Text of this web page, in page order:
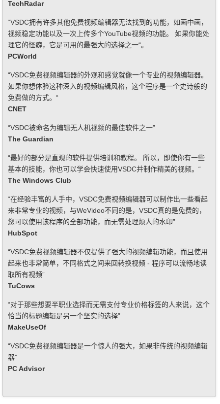
TechRadar
“VSDC拥有许多其他免费视频编辑器无法找到的功能，如画中画，
视频稳定功能以及一次上传多个YouTube视频的功能。 如果你能处
理它的怪癖，它是可用的最强大的选择之一“。
PCWorld
“VSDC免费视频编辑器的外观和感觉就像一个专业的视频编辑器。
如果你想体验这种深入的视频编辑风格，这个程序是一个史诗般的
免费做的方式。“
CNET
“VSDC被命名为编辑无人机视频的最佳软件之一”
The Guardian
“最好的部分是直观的软件提供培训和教程。 所以，即使你有一些
基本的技能，你也可以学会快速使用VSDC并制作精美的视频。“
The Windows Club
“在经验丰富的人手中，VSDC免费视频编辑器可以制作出一些看起
来非常专业的视频，与WeVideo不同的是，VSDC真的是免费的，
您可以使用该程序的全部功能，而无需处理烦人的水印”
HubSpot
“VSDC免费视频编辑器不仅提供了强大的视频编辑功能，而且使用
起来也非常简单，不同格式之间来回转换视频 - 程序可以流畅地读
取所有视频”
TuCows
“对于那些想要半职业选择而无需支付专业价格标签的人来说，这个
恰当的标题编辑是另一个坚实的选择”
MakeUseOf
“VSDC免费视频编辑器是一个惊人的强大，如果非传统的视频编辑
器”
PC Advisor